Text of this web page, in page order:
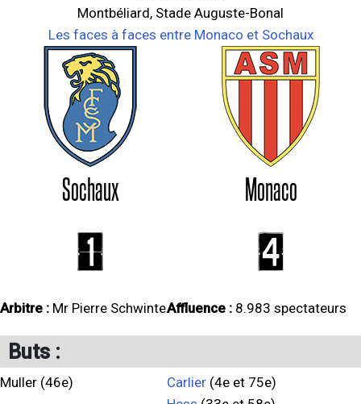
Montbéliard, Stade Auguste-Bonal
Les faces à faces entre Monaco et Sochaux
Sochaux Monaco
1 4
Arbitre : Mr Pierre SchwinteAffluence : 8.983 spectateurs
Buts :
Muller (46e) Carlier(4e et 75e)